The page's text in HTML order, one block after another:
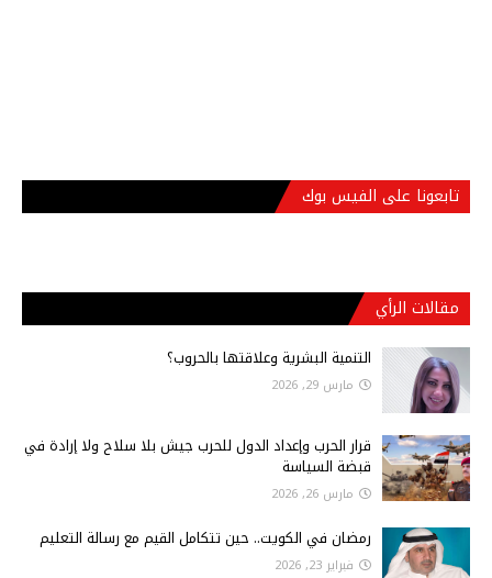
تابعونا على الفيس بوك
مقالات الرأي
التنمية البشرية وعلاقتها بالحروب؟
مارس 29, 2026
قرار الحرب وإعداد الدول للحرب جيش بلا سلاح ولا إرادة في
قبضة السياسة
مارس 26, 2026
رمضان في الكويت.. حين تتكامل القيم مع رسالة التعليم
فبراير 23, 2026